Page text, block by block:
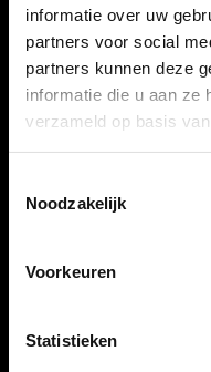
informatie over uw
partners voor social
partners kunnen deze
informatie die u aan ze
verzameld op basis
Noodzakelijk
Voorkeuren
Statistieken
Tungsten - Dartpijlen